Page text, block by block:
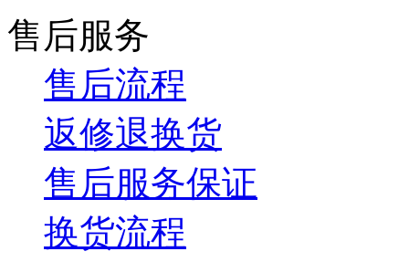
售后服务
售后流程
返修退换货
售后服务保证
换货流程